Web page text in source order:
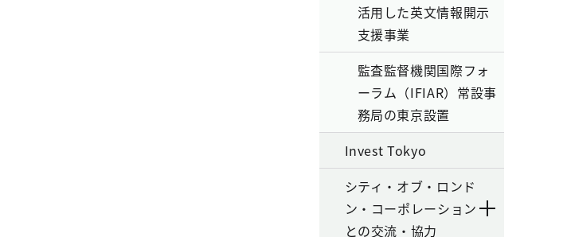
活用した英文情報開示
支援事業
監査監督機関国際フォ
ーラム（IFIAR）常設事
務局の東京設置
Invest Tokyo
シティ・オブ・ロンド
ン・コーポレーション
との交流・協力